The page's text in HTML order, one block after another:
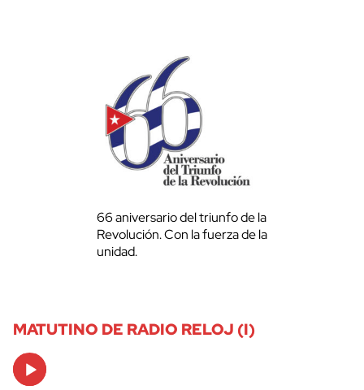
66 aniversario del triunfo de la
Revolución. Con la fuerza de la
unidad.
MATUTINO DE RADIO RELOJ (I)
Audio
Player